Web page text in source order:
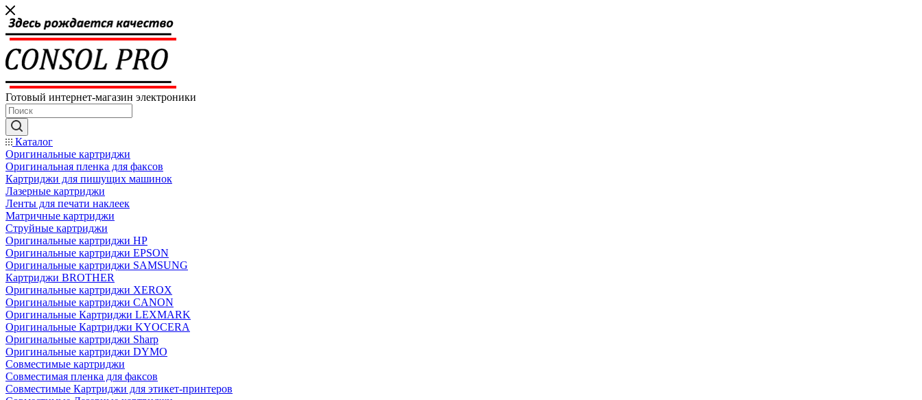
Готовый интернет-магазин электроники
Каталог
Оригинальные картриджи
Оригинальная пленка для факсов
Картриджи для пишущих машинок
Лазерные картриджи
Ленты для печати наклеек
Матричные картриджи
Струйные картриджи
Оригинальные картриджи HP
Оригинальные картриджи EPSON
Оригинальные картриджи SAMSUNG
Картриджи BROTHER
Оригинальные картриджи XEROX
Оригинальные картриджи CANON
Оригинальные Картриджи LEXMARK
Оригинальные Картриджи KYOCERA
Оригинальные картриджи Sharp
Оригинальные картриджи DYMO
Совместимые картриджи
Совместимая пленка для факсов
Совместимые Картриджи для этикет-принтеров